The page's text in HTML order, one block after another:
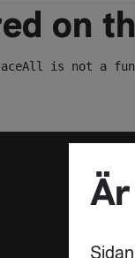
on
is not a